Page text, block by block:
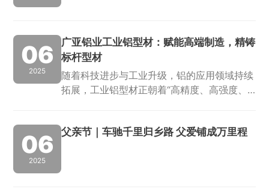
06
2025
广亚铝业工业铝型材：赋能高端制造，精铸
标杆型材
随着科技进步与工业升级，铝的应用领域持续
拓展，工业铝型材正朝着“高精度、高强度、
略布局，逐步推出系列高性能、高附加值的工
06
2025
父亲节｜车驰千里归乡路 父爱铺成万里程